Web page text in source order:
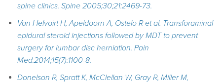
spine clinics. Spine 2005;30;21:2469-73.
Van Helvoirt H, Apeldoorn A, Ostelo R et al. Transforaminal
epidural steroid injections followed by MDT to prevent
surgery for lumbar disc herniation. Pain
Med.2014;15(7):1100-8.
Donelson R, Spratt K, McClellan W, Gray R, Miller M,